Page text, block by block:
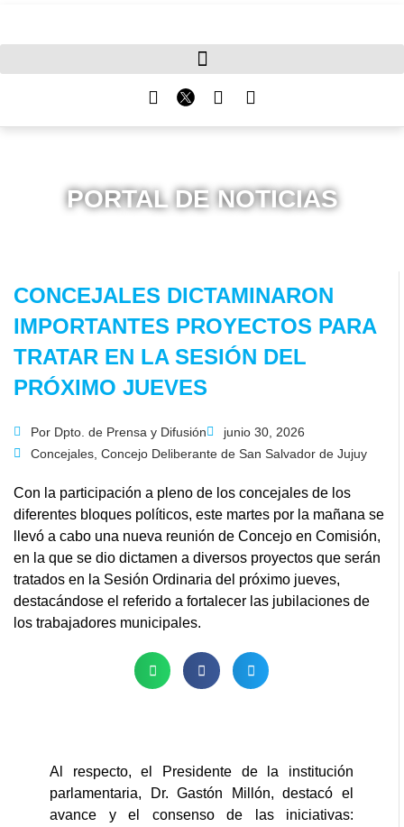
PORTAL DE NOTICIAS
CONCEJALES DICTAMINARON
IMPORTANTES PROYECTOS PARA
TRATAR EN LA SESIÓN DEL
PRÓXIMO JUEVES
Por Dpto. de Prensa y Difusión
junio 30, 2026
Concejales Concejo Deliberante de San Salvador de Jujuy
Con la participación a pleno de los concejales de los
diferentes bloques políticos, este martes por la mañana se
llevó a cabo una nueva reunión de Concejo en Comisión,
en la que se dio dictamen a diversos proyectos que serán
tratados en la Sesión Ordinaria del próximo jueves,
destacándose el referido a fortalecer las jubilaciones de
los trabajadores municipales.
Al respecto, el Presidente de la institución
parlamentaria, Dr. Gastón Millón, destacó el
avance y el consenso de las iniciativas: